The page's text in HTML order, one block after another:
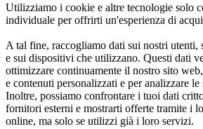
Utilizziamo i cookie e altre tecnologie solo
individuale per offrirti un'esperienza di
A tal fine, raccogliamo dati sui nostri utenti,
e sui dispositivi che utilizzano. Questi dati
ottimizzare continuamente il nostro sito
e contenuti personalizzati e per analizzare
Inoltre, possiamo confrontare i tuoi dati
fornitori esterni e mostrarti offerte tramite i
online, ma solo se utilizzi già i loro servizi.